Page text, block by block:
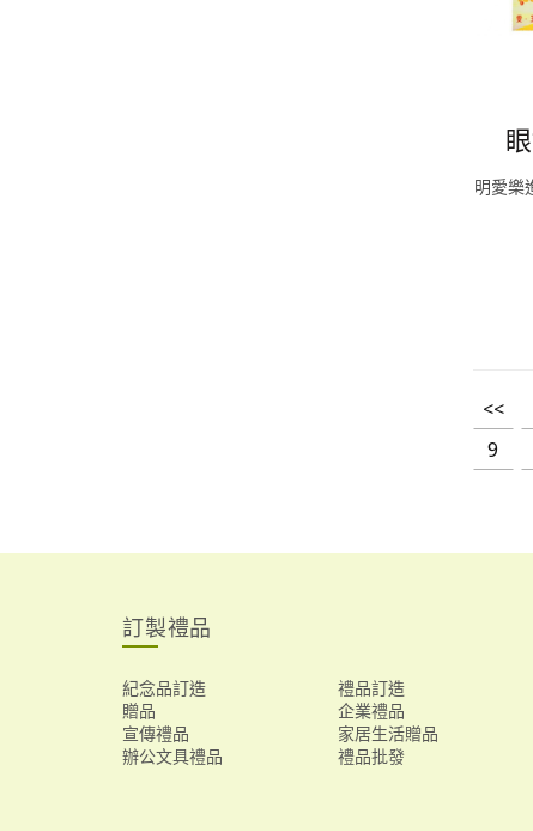
明愛樂
<<
9
訂製禮品
紀念品訂造
禮品訂造
贈品
企業禮品
宣傳禮品
家居生活贈品
辦公文具禮品
禮品批發